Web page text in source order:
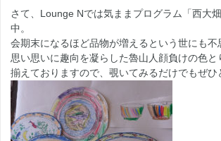
さて、Lounge Nでは気ままプログラム「西大
中。
会期末になるほど品物が増えるという世にも不
思い思いに趣向を凝らした魯山人顔負けの色と
揃えておりますので、覗いてみるだけでもぜひ